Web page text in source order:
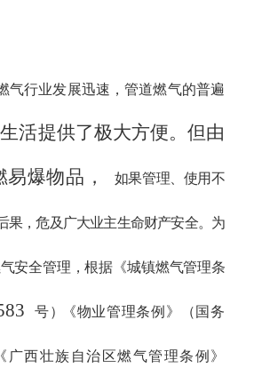
气行业发展迅速，管道燃气的普遍
活提供了极大方便。但由
易爆物品， 如果管理、使用不
果，危及广大业主生命财产安全。为
安全管理，根据《城镇燃气管理条
号） 《物业管理条例》 （国务
《广西壮族自治区燃气管理条例》